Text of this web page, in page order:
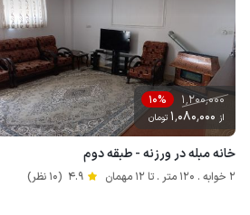
1٬200٬000 10%
از 1٬080٬000 تومان
خانه مبله در ورزنه - طبقه دوم
2 خوابه . 120 متر . تا 12 مهمان 4.9 (10 نظر)